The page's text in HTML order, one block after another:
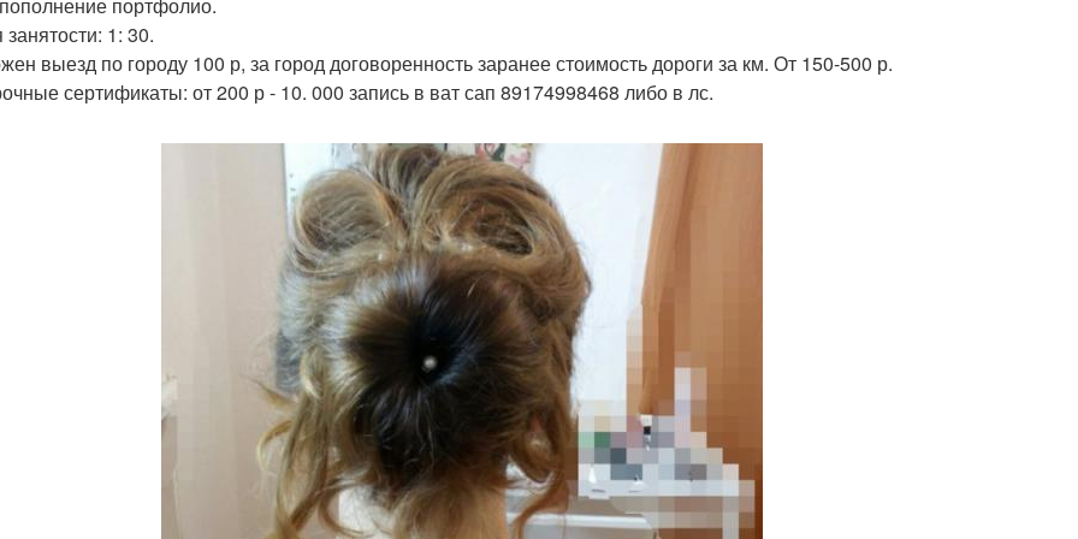
1: 30.
выезд по городу 100 р, за город договоренность заранее стоимость дороги за км. От 150-500 р.
сертификаты: от 200 р - 10. 000 запись в ват сап 89174998468 либо в лс.